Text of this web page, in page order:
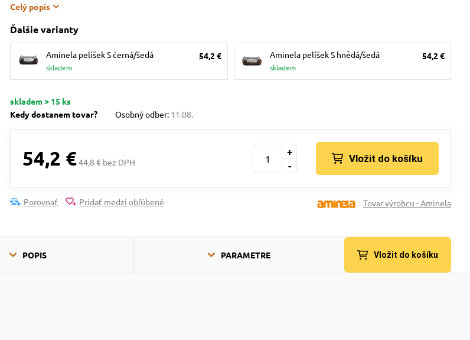
Celý popis
Ďalšie varianty
Aminela pelíšek S černá/šedá
skladem
54,2 € Aminela pelíšek S hnědá/šedá
skladem
54,2 €
skladem > 15 ks
Kedy dostanem tovar?
Osobný odber: 11.08.
54,2 €44,8 € bez DPH -
+
Vložit do košíku
Porovnať Pridať medzi obľúbené Tovar výrobcu - Aminela
POPIS PARAMETRE Vložit do košíku